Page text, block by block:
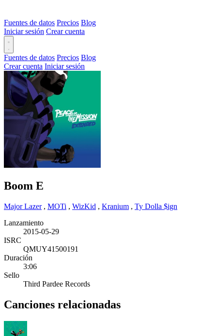
Fuentes de datos Precios Blog
Iniciar sesión Crear cuenta
Fuentes de datos Precios Blog
Crear cuenta Iniciar sesión
Boom E
Major Lazer, MOTi , WizKid , Kranium , Ty Dolla $ign
Lanzamiento
2015-05-29
ISRC
QMUY41500191
Duración
3:06
Sello
Third Pardee Records
Canciones relacionadas